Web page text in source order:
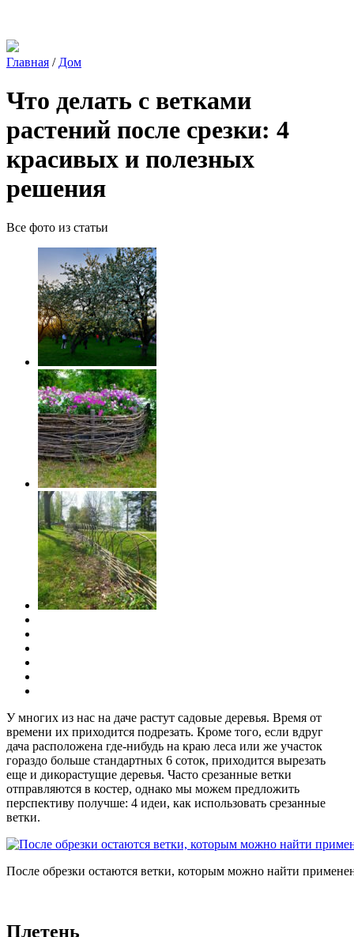
Главная / Дом
Что делать с ветками
растений после срезки: 4
красивых и полезных
решения
Все фото из статьи
У многих из нас на даче растут садовые деревья. Время от
времени их приходится подрезать. Кроме того, если вдруг
дача расположена где-нибудь на краю леса или же участок
гораздо больше стандартных 6 соток, приходится вырезать
еще и дикорастущие деревья. Часто срезанные ветки
отправляются в костер, однако мы можем предложить
перспективу получше: 4 идеи, как использовать срезанные
ветки.
После обрезки остаются ветки, которым можно найти
Плетень